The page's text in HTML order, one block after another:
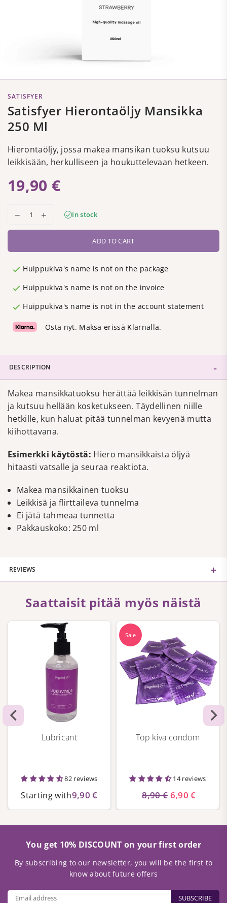
SATISFYER
Satisfyer Hierontaöljy Mansikka
250 Ml
Hierontaöljy, jossa makea mansikan tuoksu kutsuu
leikkisään, herkulliseen ja houkuttelevaan hetkeen.
Regular
19,90 €
In stock
ADD TO CART
Huippukiva's name is not on the package
Huippukiva's name is not on the invoice
Huippukiva's name is not in the account statement
Osta nyt. Maksa erissä Klarnalla.
DESCRIPTION
Makea mansikkatuoksu herättää leikkisän tunnelman
ja kutsuu hellään kosketukseen. Täydellinen niille
hetkille, kun haluat pitää tunnelman kevyenä mutta
kiihottavana.
Esimerkki käytöstä: Hiero mansikkaista öljyä
hitaasti vatsalle ja seuraa reaktiota.
Makea mansikkainen tuoksu
Leikkisä ja flirttaileva tunnelma
Ei jätä tahmeaa tunnetta
Pakkauskoko: 250 ml
REVIEWS
Saattaisit pitää myös näistä
Lubricant
82 reviews
Starting with9,90 €
Sale
Top kiva condom
14 reviews
8,90 € 6,90 €
You get 10% DISCOUNT on your first order
By subscribing to our newsletter, you will be the first to
know about future offers
SUBSCRIBE